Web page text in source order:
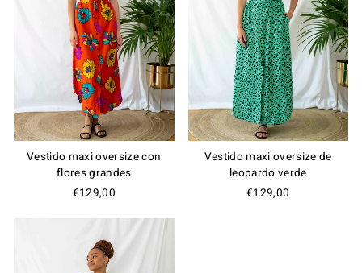
Vestido maxi oversize con
flores grandes
€129,00
Vestido maxi oversize de
leopardo verde
€129,00